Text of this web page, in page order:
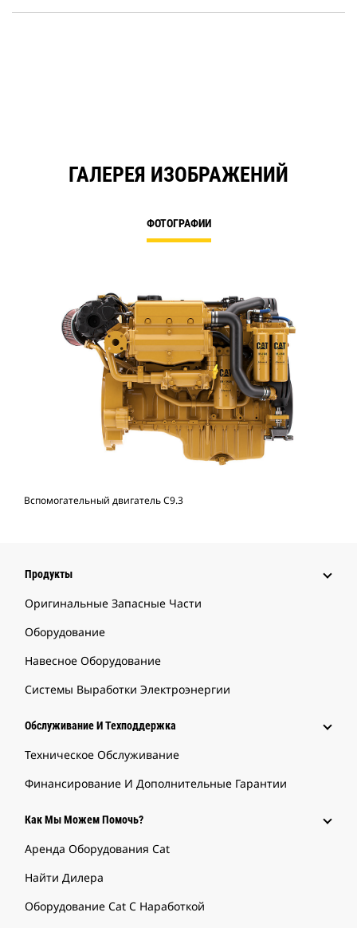
ГАЛЕРЕЯ ИЗОБРАЖЕНИЙ
ФОТОГРАФИИ
Вспомогательный двигатель C9.3
Продукты
Оригинальные Запасные Части
Оборудование
Навесное Оборудование
Системы Выработки Электроэнергии
Обслуживание И Техподдержка
Техническое Обслуживание
Финансирование И Дополнительные Гарантии
Как Мы Можем Помочь?
Аренда Оборудования Cat
Найти Дилера
Оборудование Cat С Наработкой